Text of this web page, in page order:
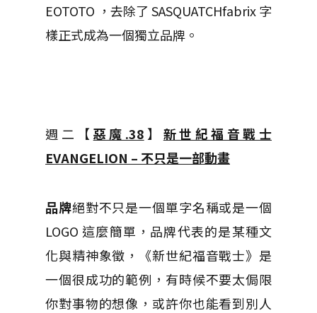
EOTOTO ，去除了 SASQUATCHfabrix 字
樣正式成為一個獨立品牌。
週二【惡魔.38】 新世紀福音戰士
EVANGELION – 不只是一部動畫
品牌絕對不只是一個單字名稱或是一個
LOGO 這麼簡單，品牌代表的是某種文
化與精神象徵，《新世紀福音戰士》是
一個很成功的範例，有時候不要太侷限
你對事物的想像，或許你也能看到別人